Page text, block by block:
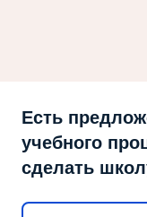
Есть
учебного
сделать